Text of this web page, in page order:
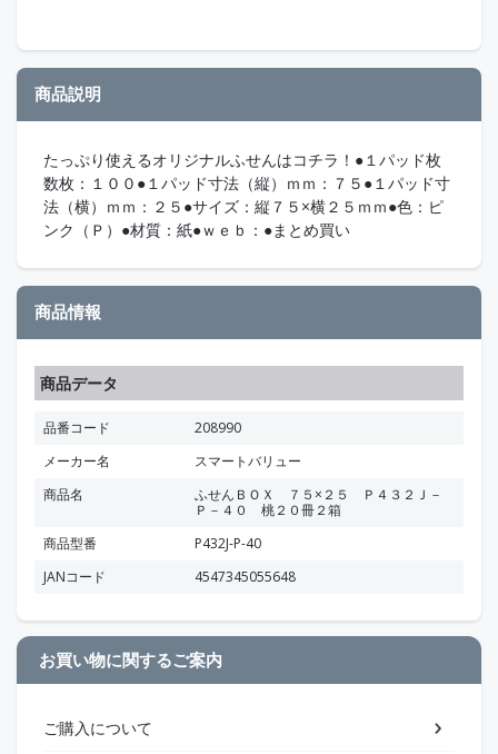
商品説明
たっぷり使えるオリジナルふせんはコチラ！●１パッド枚
数枚：１００●１パッド寸法（縦）ｍｍ：７５●１パッド寸
法（横）ｍｍ：２５●サイズ：縦７５×横２５ｍｍ●色：ピ
ンク（Ｐ）●材質：紙●ｗｅｂ：●まとめ買い
商品情報
商品データ
品番コード
208990
メーカー名
スマートバリュー
商品名
ふせんＢＯＸ ７５×２５ Ｐ４３２Ｊ－
Ｐ－４０ 桃２０冊２箱
商品型番
P432J-P-40
JANコード
4547345055648
お買い物に関するご案内
ご購入について